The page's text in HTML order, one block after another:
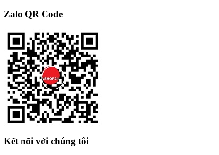
Zalo QR Code
Kết nối với chúng tôi